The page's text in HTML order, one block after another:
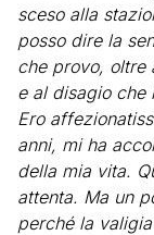
sceso alla
posso dire la
che provo, oltre
e al disagio che
Ero
anni, mi ha
della mia vita.
attenta. Ma un
perché la